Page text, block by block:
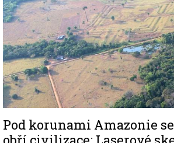
Pod korunami Amazonie